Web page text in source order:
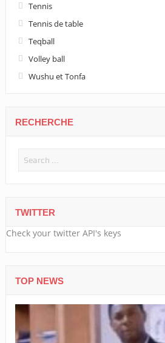
Tennis
Tennis de table
Teqball
Volley ball
Wushu et Tonfa
RECHERCHE
TWITTER
Check your twitter API's keys
TOP NEWS